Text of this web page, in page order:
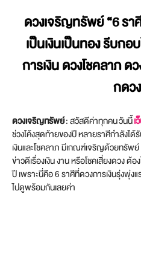
ดวงเจริญทรัพย์“6 รา
เป็นเงินเป็นทอง รีบกอ
การเงิน ดวงโชคลาภด
กดว
ดวงเจริญทรัพย์: สวัสดีค่าทุกคน วันนี้เ
ช่วงโค้งสุดท้ายของปี หลายราศีกำลังไ
เงินและโชคลาภ มีเกณฑ์เจริญด้วยทรัพย์
ข่าวดีเรื่องเงิน งาน หรือโชคเสี่ยงดวง
ปี เพราะนี่คือ 6 ราศีที่ดวงการเงินรุ่งพุ่ง
ไปดูพร้อมกันเลยค่า